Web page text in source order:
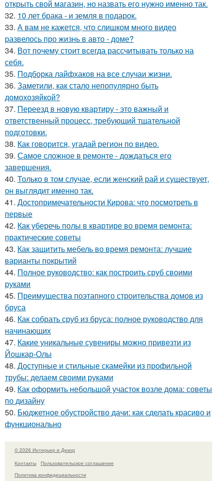
открыть свой магазин, но назвать его нужно именно так.
32. 10 лет брака - и земля в подарок.
33. А вам не кажется, что слишком много видео
развелось про жизнь в авто - доме?
34. Вот почему стоит всегда рассчитывать только на
себя.
35. Подборка лайфхаков на все случаи жизни.
36. Заметили, как стало непопулярно быть
домохозяйкой?
37. Переезд в новую квартиру - это важный и
ответственный процесс, требующий тщательной
подготовки.
38. Как говорится, угадай регион по видео.
39. Самое сложное в ремонте - дождаться его
завершения.
40. Только в том случае, если женский рай и существует,
он выглядит именно так.
41. Достопримечательности Кирова: что посмотреть в
первые
42. Как уберечь полы в квартире во время ремонта:
практические советы
43. Как защитить мебель во время ремонта: лучшие
варианты покрытий
44. Полное руководство: как построить сруб своими
руками
45. Преимущества поэтапного строительства домов из
бруса
46. Как собрать сруб из бруса: полное руководство для
начинающих
47. Какие уникальные сувениры можно привезти из
Йошкар-Олы
48. Доступные и стильные скамейки из профильной
трубы: делаем своими руками
49. Как оформить небольшой участок возле дома: советы
по дизайну
50. Бюджетное обустройство дачи: как сделать красиво и
функционально
© 2026 Интерьер и Декор
Контакты
Пользовательское соглашение
Политика конфидециальности